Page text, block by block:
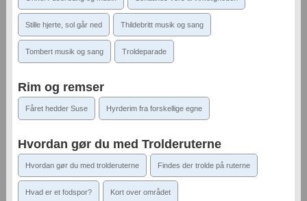
Stille hjerte, sol går ned Thildebritt musik og sang
Tombert musik og sang Troldeparade
Rim og remser
Fåret hedder Suse Hyrderim fra forskellige egne
Hvordan gør du med Trolderuterne
Hvordan gør du med trolderuterne Findes der trolde på ruterne
Hvad er et fodspor? Kort over området